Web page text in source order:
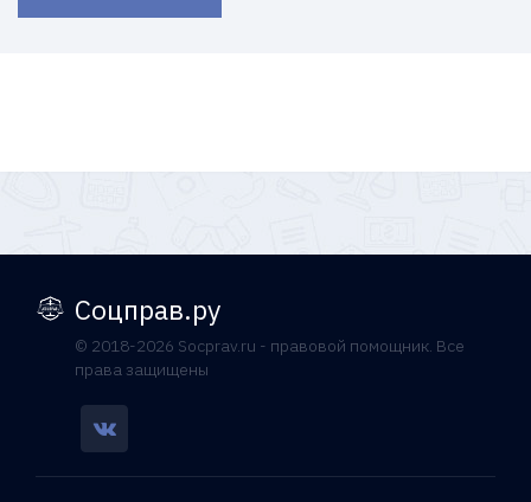
Соцправ.ру
© 2018-2026 Socprav.ru - правовой помощник. Все
права защищены